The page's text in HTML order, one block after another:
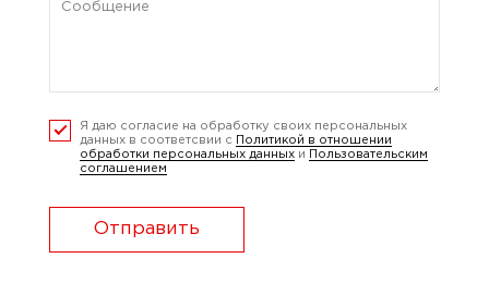
Я даю согласие на обработку своих персональных
данных в соответсвии с
Политикой в отношении
обработки персональных данных и
Пользовательским
соглашением
Отправить